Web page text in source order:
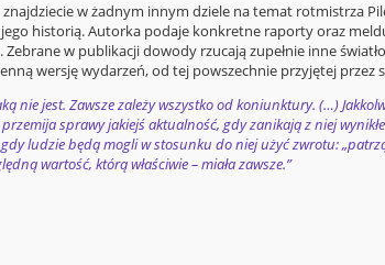
w żadnym innym dziele na temat rotmistrza
historią. Autorka podaje konkretne raporty oraz
w publikacji dowody rzucają zupełnie inne
wersję wydarzeń, od tej powszechnie przyjętej przez
nie jest. Zawsze zależy wszystko od koniunktury. (…)
sprawy jakiejś aktualność, gdy zanikają z niej
ludzie będą mogli w stosunku do niej użyć zwrotu:
wartość, którą właściwie – miała zawsze.”